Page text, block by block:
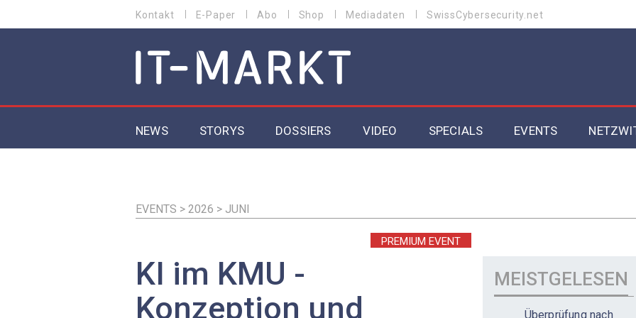
zum
MENU
Kontakt E-Paper Abo Shop Mediadaten SwissCybersecurity.net
MAIN NAVIGATION
NEWS STORYS DOSSIERS
EU-DSGVO
VIDEO SPECIALS
Cloud & Managed Services 2026
Artificial Intelligence 2025
EVENTS
EVENTS > 2026 > JUNI
PREMIUM EVENT
KI im KMU -
Konzeption und
MEISTGELESEN
Überprüfung nach